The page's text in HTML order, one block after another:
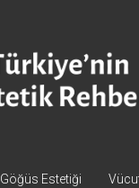
Göğüs Estetiği